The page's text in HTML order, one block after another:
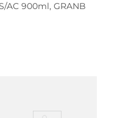
AC 900ml, GRANB